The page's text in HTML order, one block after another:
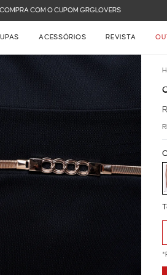
NAS COMPRAS ACIMA DE R$ 899
ACESSÓRIOS REVISTA